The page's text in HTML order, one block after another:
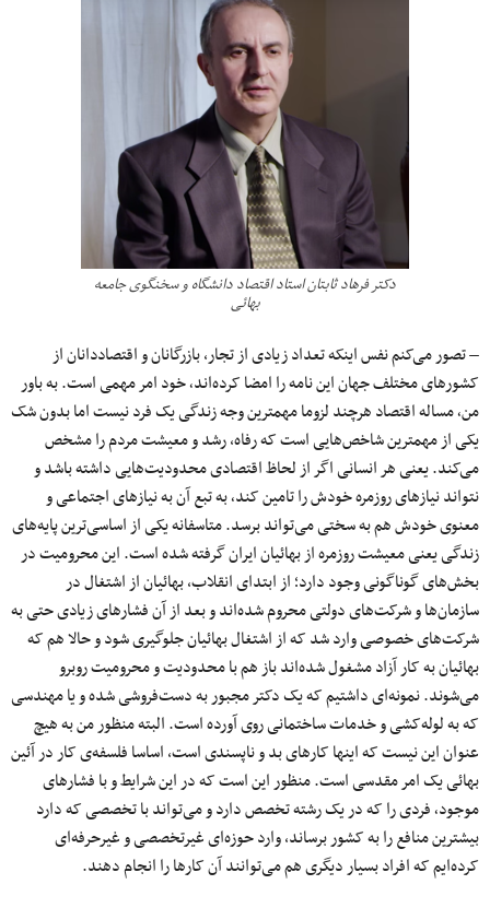
دکتر فرهاد ثابتان استاد اقتصاد دانشگاه و سخنگوی جامعه
بهائی
– تصور می‌کنم نفس اینکه تعداد زیادی از تجار، بازرگانان و اقتصاددانان از
کشورهای مختلف جهان این نامه را امضا کرده‌اند٬ خود امر مهمی است. به باور
من٬ مساله اقتصاد هرچند لزوما مهمترین وجه زندگی یک فرد نیست اما بدون شک
یکی از مهمترین شاخص‌هایی است که رفاه، رشد و معیشت مردم را مشخص
می‌کند. یعنی هر انسانی اگر از لحاظ اقتصادی محدودیت‌هایی داشته باشد و
نتواند نیازهای روزمره خودش را تامین کند٬ به تبع آن به نیازهای اجتماعی و
معنوی خودش هم به سختی می‌تواند برسد. متاسفانه یکی از اساسی‌ترین پایه‌های
زندگی یعنی معیشت روزمره از بهائیان ایران گرفته شده است. این محرومیت در
بخش‌های گوناگونی وجود دارد؛ از ابتدای انقلاب، بهائیان از اشتغال در
سازمان‌ها و شرکت‌های دولتی محروم شده‌اند و بعد از آن فشارهای زیادی حتی به
شرکت‌های خصوصی وارد شد که از اشتغال بهائیان جلوگیری شود و حالا هم که
بهائیان به کار آزاد مشغول شده‌اند باز هم با محدودیت و محرومیت روبرو
می‌شوند. نمونه‌ای داشتیم که یک دکتر مجبور به دست‌فروشی شده و یا مهندسی
که به لوله‌کشی و خدمات ساختمانی روی آورده است. البته منظور من به هیچ
عنوان این نیست که اینها کارهای بد و ناپسندی است، اساسا فلسفه‌ی کار در آئین
بهائی یک امر مقدسی است. منظور این است که در این شرایط و با فشارهای
موجود٬‌ فردی را که در یک رشته تخصص دارد و می‌تواند با تخصصی که دارد
بیشترین منافع را به کشور برساند، وارد حوزه‌ای غیرتخصصی و غیرحرفه‌ای
کرده‌ایم که افراد بسیار دیگری هم می‌توانند آن کارها را انجام دهند.